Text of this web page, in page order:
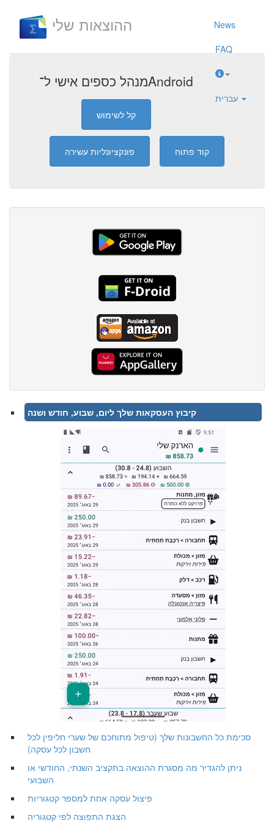
News
FAQ
ההוצאות שלי
מנהל כספים אישי ל־Android
קל לשימוש
פונקציונליות עשירה קוד פתוח
קיבוץ העסקאות שלך ליום, שבוע, חודש ושנה
סכימת כל החשבונות שלך (טיפול מתוחכם של שערי חליפין לכל
חשבון לכל עסקה)
ניתן להגדיר מה מסגרת ההוצאה בתקציב השנתי, החודשי או
השבועי
פיצול עסקה אחת למספר קטגוריות
הצגת התפוצה לפי קטגוריה